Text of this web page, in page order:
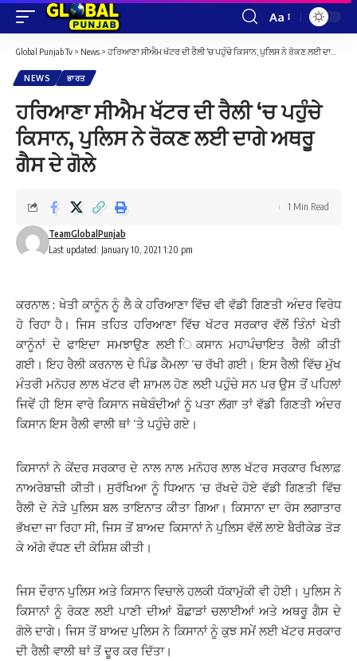
Font
Resizer
Aa
Global Punjab Tv > News > ਹਰਿਆਣਾ ਸੀਐਮ ਖੱਟਰ ਦੀ ਰੈਲੀ ‘ਚ ਪਹੁੰਚੇ ਕਿਸਾਨ, ਪੁਲਿਸ ਨੇ ਰੋਕਣ ਲਈ ਦਾਗੇ ਅਥਰੂ ਗੈਸ ਦੇ ਗੋਲੇ
NEWS ਭਾਰਤ
ਹਰਿਆਣਾ ਸੀਐਮ ਖੱਟਰ ਦੀ ਰੈਲੀ ‘ਚ ਪਹੁੰਚੇ
ਕਿਸਾਨ, ਪੁਲਿਸ ਨੇ ਰੋਕਣ ਲਈ ਦਾਗੇ ਅਥਰੂ
ਗੈਸ ਦੇ ਗੋਲੇ
Last updated: January 10, 2021 1:20 pm
TeamGlobalPunjab
1 Min Read
ਕਰਨਾਲ : ਖੇਤੀ ਕਾਨੂੰਨ ਨੂੰ ਲੈ ਕੇ ਹਰਿਆਣਾ ਵਿੱਚ ਵੀ ਵੱਡੀ ਗਿਣਤੀ ਅੰਦਰ ਵਿਰੋਧ
ਹੋ ਰਿਹਾ ਹੈ। ਜਿਸ ਤਹਿਤ ਹਰਿਆਣਾ ਵਿੱਚ ਖੱਟਰ ਸਰਕਾਰ ਵੱਲੋਂ ਤਿੰਨਾਂ ਖੇਤੀ
ਕਾਨੂੰਨਾਂ ਦੇ ਫਾਇਦਾ ਸਮਝਾਉਣ ਲਈ ਿਕਸਾਨ ਮਹਾਪੰਚਾਇਤ ਰੈਲੀ ਕੀਤੀ
ਗਈ। ਇਹ ਰੈਲੀ ਕਰਨਾਲ ਦੇ ਪਿੰਡ ਕੈਮਲਾ ‘ਚ ਰੱਖੀ ਗਈ। ਇਸ ਰੈਲੀ ਵਿੱਚ ਮੁੱਖ
ਮੰਤਰੀ ਮਨੋਹਰ ਲਾਲ ਖੱਟਰ ਵੀ ਸ਼ਾਮਲ ਹੋਣ ਲਈ ਪਹੁੰਚੇ ਸਨ ਪਰ ਉਸ ਤੋਂ ਪਹਿਲਾਂ
ਜਿਵੇਂ ਹੀ ਇਸ ਵਾਰੇ ਕਿਸਾਨ ਜਥੇਬੰਦੀਆਂ ਨੂੰ ਪਤਾ ਲੱਗਾ ਤਾਂ ਵੱਡੀ ਗਿਣਤੀ ਅੰਦਰ
ਕਿਸਾਨ ਇਸ ਰੈਲੀ ਵਾਲੀ ਥਾਂ ‘ਤੇ ਪਹੁੰਚੇ ਗਏ।
ਕਿਸਾਨਾਂ ਨੇ ਕੇਂਦਰ ਸਰਕਾਰ ਦੇ ਨਾਲ ਨਾਲ ਮਨੋਹਰ ਲਾਲ ਖੱਟਰ ਸਰਕਾਰ ਖਿਲਾਫ਼
ਨਾਅਰੇਬਾਜ਼ੀ ਕੀਤੀ। ਸੁਰੱਖਿਆ ਨੂੰ ਧਿਆਨ ‘ਚ ਰੱਖਦੇ ਹੋਏ ਵੱਡੀ ਗਿਣਤੀ ਵਿੱਚ
ਰੈਲੀ ਦੇ ਨੇੜੇ ਪੁਲਿਸ ਬਲ ਤਾਇਨਾਤ ਕੀਤਾ ਗਿਆ। ਕਿਸਾਨਾ ਦਾ ਰੋਸ ਲਗਾਤਾਰ
ਭੱਖਦਾ ਜਾ ਰਿਹਾ ਸੀ, ਜਿਸ ਤੋਂ ਬਾਅਦ ਕਿਸਾਨਾਂ ਨੇ ਪੁਲਿਸ ਵੱਲੋਂ ਲਾਏ ਬੈਰੀਕੇਡ ਤੋੜ
ਕੇ ਅੱਗੇ ਵੱਧਣ ਦੀ ਕੋਸ਼ਿਸ਼ ਕੀਤੀ।
ਜਿਸ ਦੌਰਾਨ ਪੁਲਿਸ ਅਤੇ ਕਿਸਾਨ ਵਿਚਾਲੇ ਹਲਕੀ ਧੱਕਾਮੁੱਕੀ ਵੀ ਹੋਈ। ਪੁਲਿਸ ਨੇ
ਕਿਸਾਨਾਂ ਨੂੰ ਰੋਕਣ ਲਈ ਪਾਣੀ ਦੀਆਂ ਬੌਛਾੜਾਂ ਚਲਾਈਆਂ ਅਤੇ ਅਥਰੂ ਗੈਸ ਦੇ
ਗੋਲੇ ਦਾਗੇ। ਜਿਸ ਤੋਂ ਬਾਅਦ ਪੁਲਿਸ ਨੇ ਕਿਸਾਨਾਂ ਨੂੰ ਕੁਝ ਸਮੇਂ ਲਈ ਖੱਟਰ ਸਰਕਾਰ
ਦੀ ਰੈਲੀ ਵਾਲੀ ਥਾਂ ਤੋਂ ਦੂਰ ਕਰ ਦਿੱਤਾ।